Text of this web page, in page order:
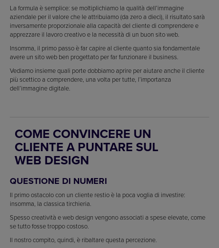
La formula è semplice: se moltiplichiamo la qualità dell’immagine
aziendale per il valore che le attribuiamo (da zero a dieci), il risultato sarà
inversamente proporzionale alla capacità del cliente di comprendere e
apprezzare il lavoro creativo e la necessità di un buon sito web.
Insomma, il primo passo è far capire al cliente quanto sia fondamentale
avere un sito web ben progettato per far funzionare il business.
Vediamo insieme quali porte dobbiamo aprire per aiutare anche il cliente
più scettico a comprendere, una volta per tutte, l’importanza
dell’immagine digitale.
COME CONVINCERE UN
CLIENTE A PUNTARE SUL
WEB DESIGN
QUESTIONE DI NUMERI
Il primo ostacolo con un cliente restio è la poca voglia di investire:
insomma, la classica tirchieria.
Spesso creatività e web design vengono associati a spese elevate, come
se tutto fosse troppo costoso.
Il nostro compito, quindi, è ribaltare questa percezione.